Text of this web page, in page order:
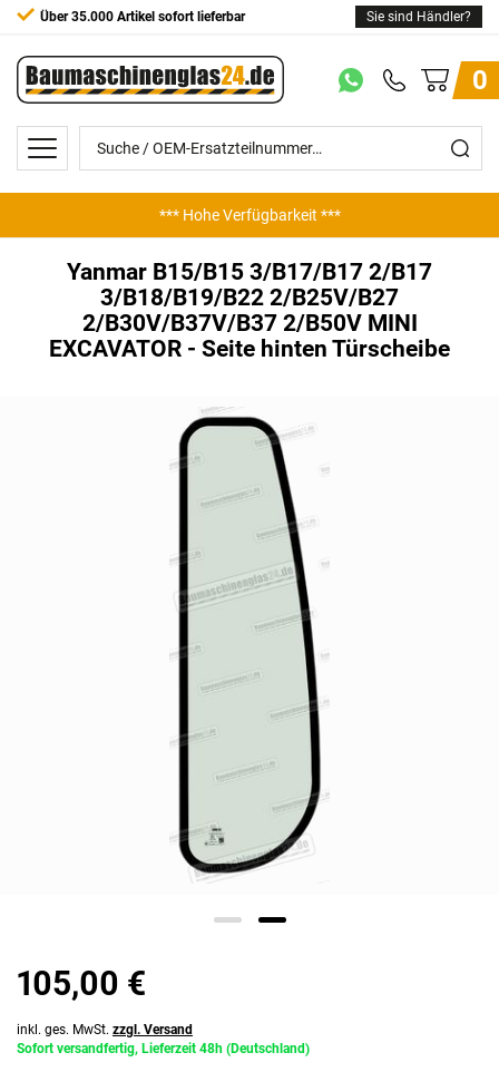
Über 35.000 Artikel sofort lieferbar Sie sind Händler?
0
*** Hohe Verfügbarkeit ***
Yanmar B15/B15 3/B17/B17 2/B17
3/B18/B19/B22 2/B25V/B27
2/B30V/B37V/B37 2/B50V MINI
EXCAVATOR - Seite hinten Türscheibe
105,00 €
inkl. ges. MwSt. zzgl. Versand
Sofort versandfertig, Lieferzeit 48h (Deutschland)